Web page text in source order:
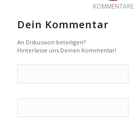
KOMMENTARE
Dein Kommentar
An Diskussion beteiligen?
Hinterlasse uns Deinen Kommentar!